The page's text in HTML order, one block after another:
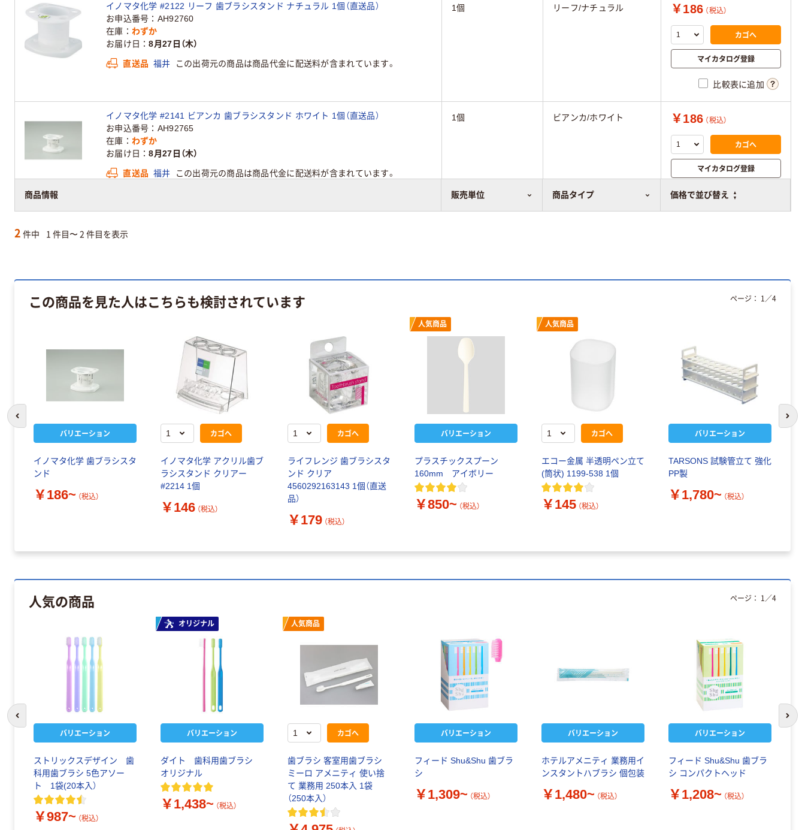
商品情報 販売単位 商品タイプ 価格で並び替え
イノマタ化学 #2122 リーフ 歯ブラシスタンド ナチュラル 1個（直送品）
お申込番号
AH92760
在庫
わずか
お届け日
8月27日（木）
直送品 福井 この出荷元の商品は商品代金に配送料が含まれています。
1個 リーフ/ナチュラル ￥186 （税込）
カゴへ
マイカタログ登録
比較表に追加
イノマタ化学 #2141 ビアンカ 歯ブラシスタンド ホワイト 1個（直送品）
お申込番号
AH92765
在庫
わずか
お届け日
8月27日（木）
直送品 福井 この出荷元の商品は商品代金に配送料が含まれています。
1個 ビアンカ/ホワイト ￥186 （税込）
カゴへ
マイカタログ登録
比較表に追加
2 件中 1 件目〜 2 件目を表示
この商品を見た人はこちらも検討されています
バリエーション
イノマタ化学 歯ブラシスタ
ンド
￥186~ （税込）
カゴへ
イノマタ化学 アクリル歯ブ
ラシスタンド クリアー
#2214 1個
￥146 （税込）
カゴへ
ライフレンジ 歯ブラシスタ
ンド クリア
4560292163143 1個（直送
品）
￥179 （税込）
人気商品
バリエーション
プラスチックスプーン
160mm アイボリー
￥850~ （税込）
人気商品
カゴへ
エコー金属 半透明ペン立て
(筒状) 1199-538 1個
￥145 （税込）
バリエーション
TARSONS 試験管立て 強化
PP製
￥1,780~ （税込）
ページ： 1 ／4
前のスライドへ 次
人気の商品
バリエーション
ストリックスデザイン 歯
科用歯ブラシ 5色アソー
ト 1袋(20本入）
￥987~ （税込）
オリジナル
バリエーション
ダイト 歯科用歯ブラシ
オリジナル
￥1,438~ （税込）
人気商品
カゴへ
歯ブラシ 客室用歯ブラシ
ミーロ アメニティ 使い捨
て 業務用 250本入 1袋
（250本入）
バリエーション
フィード Shu&Shu 歯ブラ
シ
￥1,309~ （税込）
バリエーション
ホテルアメニティ 業務用イ
ンスタントハブラシ 個包装
￥1,480~ （税込）
バリエーション
フィード Shu&Shu 歯ブラ
シ コンパクトヘッド
￥1,208~ （税込）
ページ： 1 ／4
前のスライドへ 次